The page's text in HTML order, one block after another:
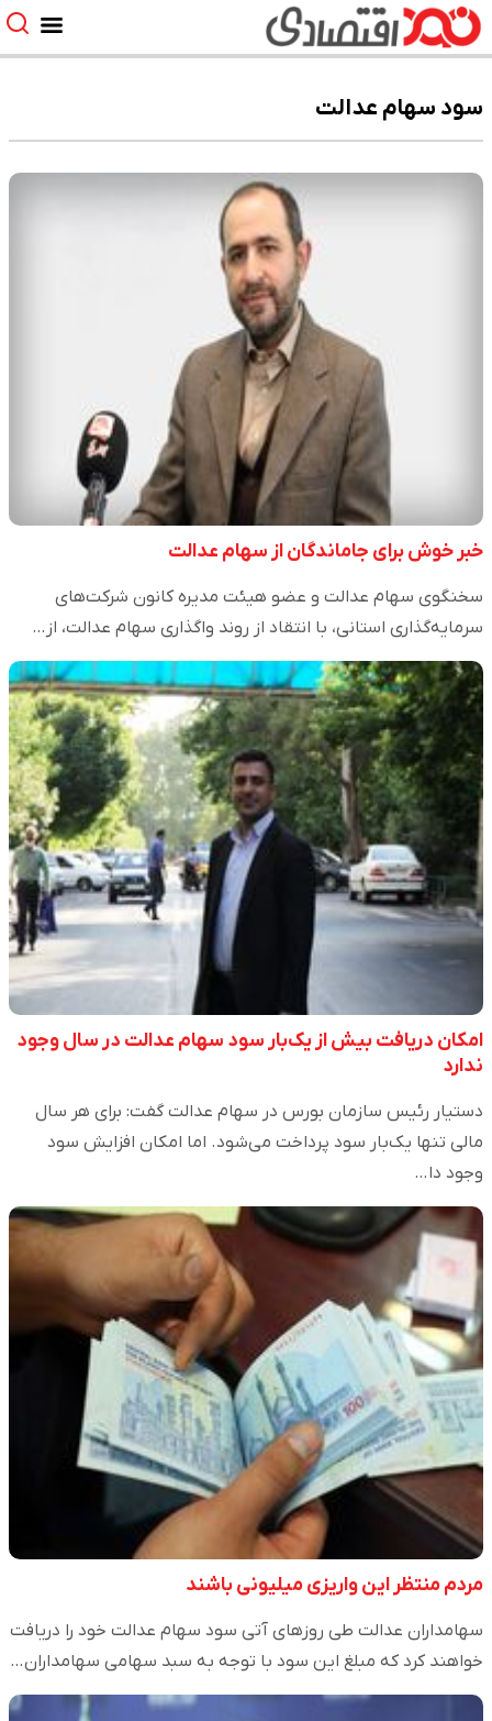
سود سهام عدالت
خبر خوش برای جاماندگان از سهام عدالت
سخنگوی سهام عدالت و عضو هیئت مدیره کانون شرکت‌های
سرمایه‌گذاری استانی، با انتقاد از روند واگذاری سهام عدالت، از…
امکان دریافت بیش از یک‌بار سود سهام عدالت در سال وجود
ندارد
دستیار رئیس سازمان بورس در سهام عدالت گفت: برای هر سال
مالی تنها یک‌بار سود پرداخت می‌شود. اما امکان افزایش سود
وجود دا…
مردم منتظر این واریزی میلیونی باشند
سهامداران عدالت طی روز‌های آتی سود سهام عدالت خود را دریافت
خواهند کرد که مبلغ این سود با توجه به سبد سهامی سهامداران…